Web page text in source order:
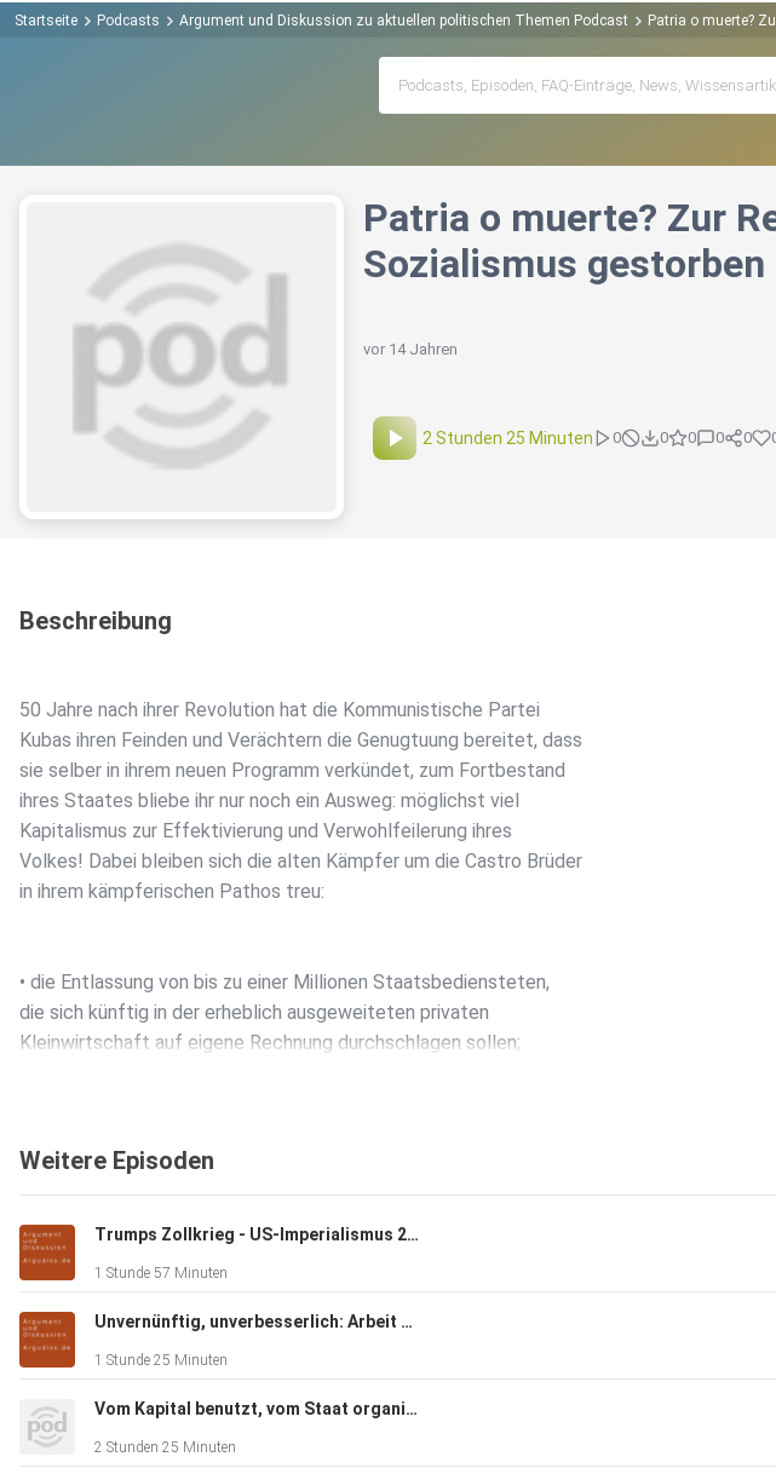
Startseite Podcasts Argument und Diskussion zu aktuellen politischen Themen Podcast Patria o muerte?
Patria o muerte? Zur
Sozialismus gestorben
vor 14 Jahren
2 Stunden 25 Minuten 0 0 0 0 0
Beschreibung
50 Jahre nach ihrer Revolution hat die Kommunistische Partei
Kubas ihren Feinden und Verächtern die Genugtuung bereitet, dass
sie selber in ihrem neuen Programm verkündet, zum Fortbestand
ihres Staates bliebe ihr nur noch ein Ausweg: möglichst viel
Kapitalismus zur Effektivierung und Verwohlfeilerung ihres
Volkes! Dabei bleiben sich die alten Kämpfer um die Castro Brüder
in ihrem kämpferischen Pathos treu:
• die Entlassung von bis zu einer Millionen Staatsbediensteten,
die sich künftig in der erheblich ausgeweiteten privaten
Kleinwirtschaft auf eigene Rechnung durchschlagen sollen;
garantierten Grundversorgung;
• die Verpflichtung der Betriebe auf gewinnorientierte
Produktionsmaßstäbe;
Weitere Episoden
Trumps Zollkrieg - US-Imperialismus 2.0
1 Stunde 57 Minuten
Unvernünftig, unverbesserlich: Arbeit & Reichtum im Kapitalismus
1 Stunde 25 Minuten
Vom Kapital benutzt, vom Staat organisiert, von Patrioten beargwöhnt: Deutschland, seine Migration und seine Migrationspolitik
2 Stunden 25 Minuten